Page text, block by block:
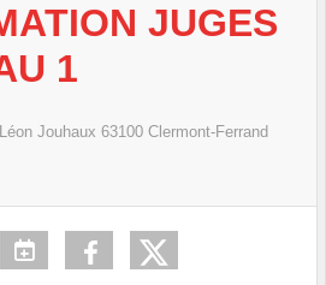
JUGES
1
Jouhaux 63100 Clermont-Ferrand